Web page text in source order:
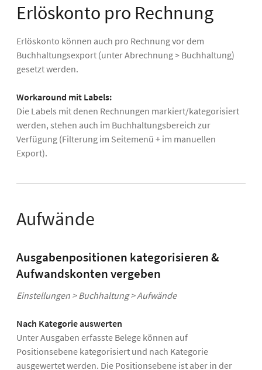
Erlöskonto pro Rechnung
Erlöskonto können auch pro Rechnung vor dem
Buchhaltungsexport (unter Abrechnung > Buchhaltung)
gesetzt werden.
Workaround mit Labels:
Die Labels mit denen Rechnungen markiert/kategorisiert
werden, stehen auch im Buchhaltungsbereich zur
Verfügung (Filterung im Seitemenü + im manuellen
Export).
Aufwände
Ausgabenpositionen kategorisieren &
Aufwandskonten vergeben
Einstellungen > Buchhaltung > Aufwände
Nach Kategorie auswerten
Unter Ausgaben erfasste Belege können auf
Positionsebene kategorisiert und nach Kategorie
ausgewertet werden. Die Positionsebene ist aber in der